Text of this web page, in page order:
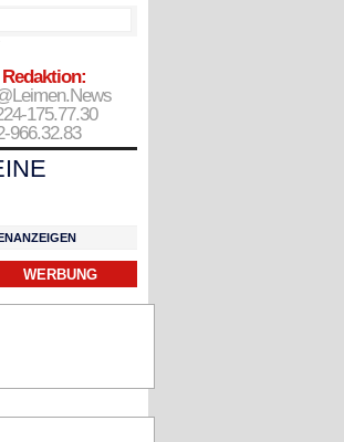
175.77.30
966.32.83
WERBUNG